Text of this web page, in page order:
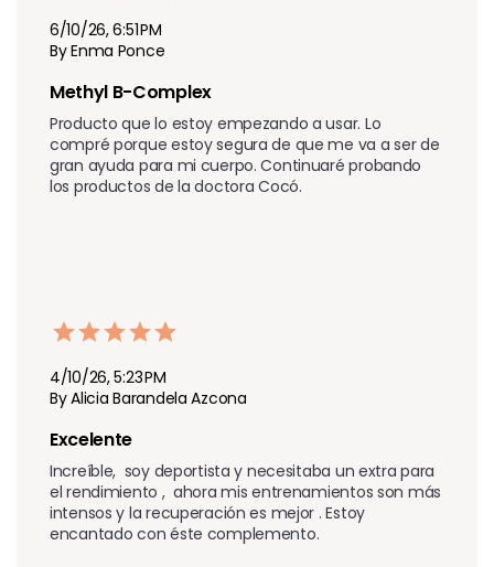
6/10/26, 6:51 PM
By Enma Ponce
Methyl B-Complex
Producto que lo estoy empezando a usar. Lo
compré porque estoy segura de que me va a ser de
gran ayuda para mi cuerpo. Continuaré probando
los productos de la doctora Cocó.
4/10/26, 5:23 PM
By Alicia Barandela Azcona
Excelente
Increíble,  soy deportista y necesitaba un extra para
el rendimiento ,  ahora mis entrenamientos son más
intensos y la recuperación es mejor . Estoy
encantado con éste complemento.